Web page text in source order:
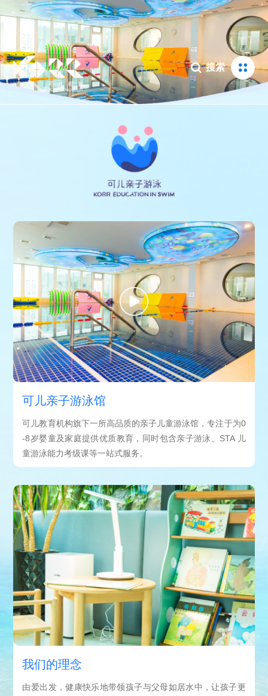
搜索
可儿亲子游泳馆
可儿教育机构旗下一所高品质的亲子儿童游泳馆，专注于为0
-8岁婴童及家庭提供优质教育，同时包含亲子游泳、STA 儿
童游泳能力考级课等一站式服务。
我们的理念
由爱出发，健康快乐地带领孩子与父母如居水中，让孩子更